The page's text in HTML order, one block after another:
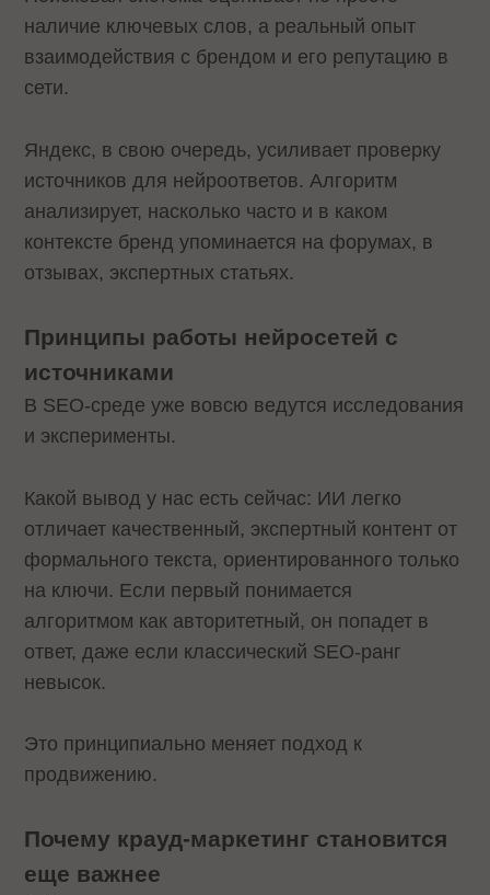
наличие ключевых слов, а реальный опыт
взаимодействия с брендом и его репутацию в
сети.
Яндекс, в свою очередь, усиливает проверку
источников для нейроответов. Алгоритм
анализирует, насколько часто и в каком
контексте бренд упоминается на форумах, в
отзывах, экспертных статьях.
Принципы работы нейросетей с
источниками
В SEO-среде уже вовсю ведутся исследования
и эксперименты.
Какой вывод у нас есть сейчас: ИИ легко
отличает качественный, экспертный контент от
формального текста, ориентированного только
на ключи. Если первый понимается
алгоритмом как авторитетный, он попадет в
ответ, даже если классический SEO-ранг
невысок.
Это принципиально меняет подход к
продвижению.
Почему крауд-маркетинг становится
еще важнее